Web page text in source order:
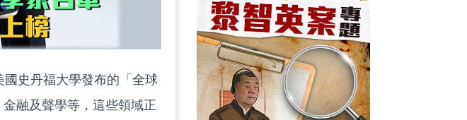
史丹福大學發布的「全球
融及聲學等，這些領域正